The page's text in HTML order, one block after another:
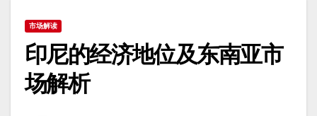
市场解读
印尼的经济地位及东南亚市
场解析